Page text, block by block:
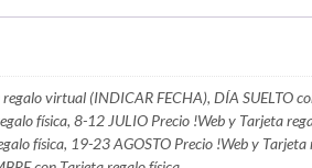
virtual (INDICAR FECHA), DÍA SUELTO
física, 8-12 JULIO Precio !Web y Tarjeta
física, 19-23 AGOSTO Precio !Web y